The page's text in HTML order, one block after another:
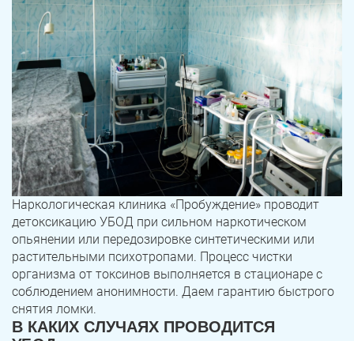
Наркологическая клиника «Пробуждение» проводит
детоксикацию УБОД при сильном наркотическом
опьянении или передозировке синтетическими или
растительными психотропами. Процесс чистки
организма от токсинов выполняется в стационаре с
соблюдением анонимности. Даем гарантию быстрого
снятия ломки.
В КАКИХ СЛУЧАЯХ ПРОВОДИТСЯ